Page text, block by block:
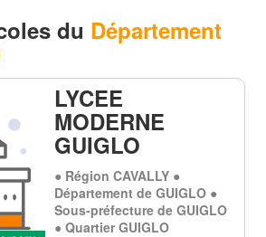
du Département
LYCEE
MODERNE
GUIGLO
● Région CAVALLY ●
Département de GUIGLO ●
Sous-préfecture de GUIGLO
● Quartier GUIGLO